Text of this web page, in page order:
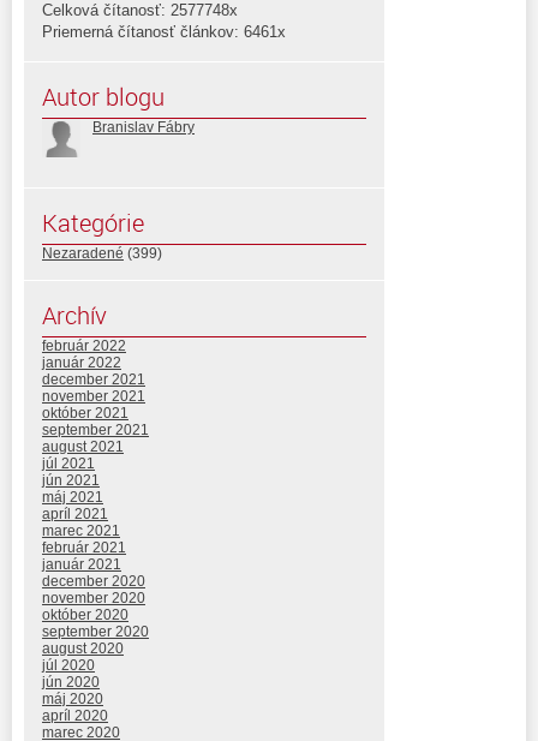
Celková čítanosť: 2577748x
Priemerná čítanosť článkov: 6461x
Autor blogu
Branislav Fábry
Kategórie
Nezaradené (399)
Archív
február 2022
január 2022
december 2021
november 2021
október 2021
september 2021
august 2021
júl 2021
jún 2021
máj 2021
apríl 2021
marec 2021
február 2021
január 2021
december 2020
november 2020
október 2020
september 2020
august 2020
júl 2020
jún 2020
máj 2020
apríl 2020
marec 2020